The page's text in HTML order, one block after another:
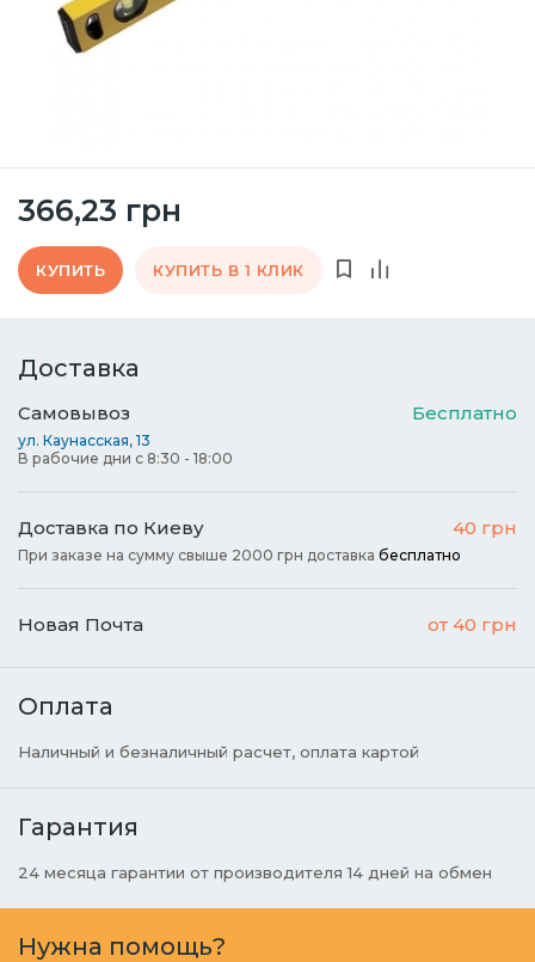
366,23 грн
КУПИТЬ КУПИТЬ В 1 КЛИК
Доставка
Самовывоз Бесплатно
ул. Каунасская, 13
В рабочие дни с 8:30 - 18:00
Доставка по Киеву 40 грн
При заказе на сумму свыше 2000 грн доставка бесплатно
Новая Почта от 40 грн
Оплата
Наличный и безналичный расчет, оплата картой
Гарантия
24 месяца гарантии от производителя 14 дней на обмен
Нужна помощь?